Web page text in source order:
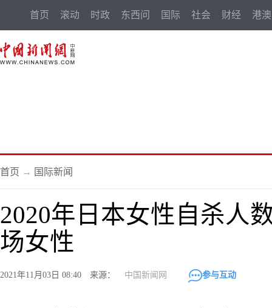
首页 滚动 时政 东西问 国际 社会 财经 港澳
首页 → 国际新闻
2020年日本女性自杀人
场女性
2021年11月03日 08:40 来源： 中国新闻网 参与互动